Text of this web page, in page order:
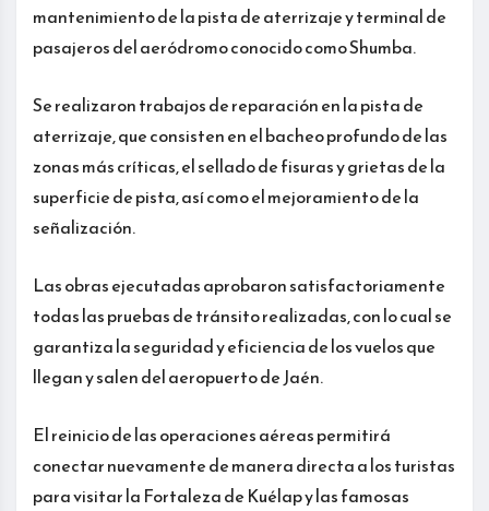
mantenimiento de la pista de aterrizaje y terminal de
pasajeros del aeródromo conocido como Shumba.
Se realizaron trabajos de reparación en la pista de
aterrizaje, que consisten en el bacheo profundo de las
zonas más críticas, el sellado de fisuras y grietas de la
superficie de pista, así como el mejoramiento de la
señalización.
Las obras ejecutadas aprobaron satisfactoriamente
todas las pruebas de tránsito realizadas, con lo cual se
garantiza la seguridad y eficiencia de los vuelos que
llegan y salen del aeropuerto de Jaén.
El reinicio de las operaciones aéreas permitirá
conectar nuevamente de manera directa a los turistas
para visitar la Fortaleza de Kuélap y las famosas